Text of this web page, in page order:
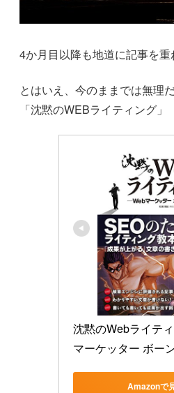
4か月目以降も地道に記事を重
とはいえ、今のままでは無理
「沈黙のWEBライティング」
沈黙のWebライテ
マーケッター ボー
Amazonで